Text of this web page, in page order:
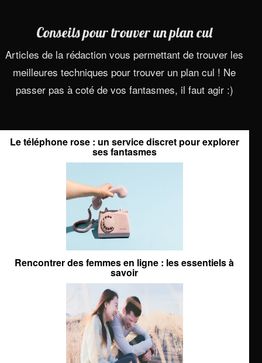
Conseils pour trouver un plan cul
Articles de la rédaction vous permettant de trouver les
meilleures techniques pour trouver un plan cul ! Ne
passer pas à coté de vos fantasmes, il faut agir :)
Le téléphone rose : un service discret pour explorer
ses fantasmes
Rencontrer des femmes en ligne : les essentiels à
savoir